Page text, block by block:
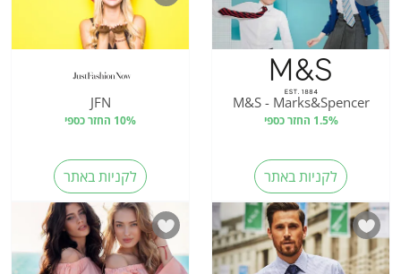
M&S - Marks&Spencer
1.5% החזר כספי
לקניות באתר
JFN
10% החזר כספי
לקניות באתר